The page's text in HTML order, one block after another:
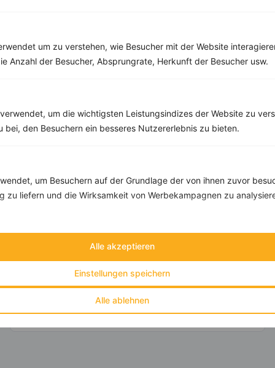
um zu verstehen, wie Besucher mit der Website
Anzahl der Besucher, Absprungrate, Herkunft der Besucher usw.
um die wichtigsten Leistungsindizes der Website zu
bei, den Besuchern ein besseres Nutzererlebnis zu bieten.
um Besuchern auf der Grundlage der von ihnen zuvor
zu liefern und die Wirksamkeit von Werbekampagnen zu
Alle ablehnen
Einstellungen speichern
Alle akzeptieren
Sojamilchshake mit Quark, Brombeeren und Erdbeeren
Kohlehydrate:37 g
Rezepte mit 500 bis 600 kcal
Rezepte
Fett:23 g
Eiweiß:17 g
Kohlehydrate: